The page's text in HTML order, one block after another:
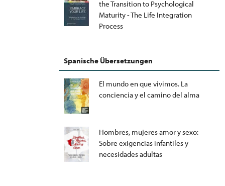
the Transition to Psychological
Maturity - The Life Integration
Process
Spanische Übersetzungen
El mundo en que vivimos. La
conciencia y el camino del alma
Hombres, mujeres amor y sexo:
Sobre exigencias infantiles y
necesidades adultas